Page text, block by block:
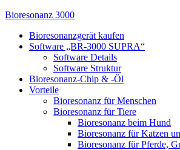
Bioresonanz 3000
Bioresonanzgerät kaufen
Software „BR-3000 SUPRA“
Software Details
Software Struktur
Bioresonanz-Chip & -Öl
Vorteile
Bioresonanz für Menschen
Bioresonanz für Tiere
Bioresonanz beim Hund
Bioresonanz für Katzen
Bioresonanz für Pferde,